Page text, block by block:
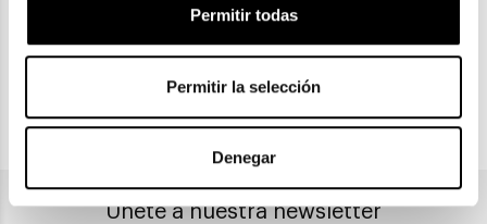
Permitir todas
Permitir la selección
Denegar
Únete a nuestra newsletter